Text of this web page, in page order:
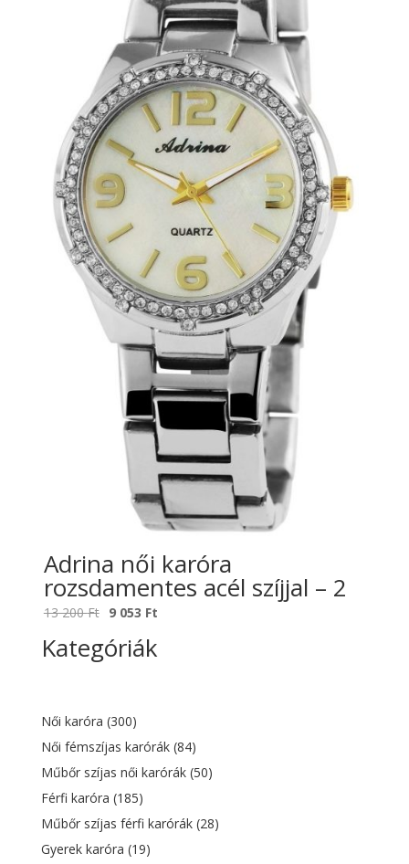
Adrina női karóra
rozsdamentes acél szíjjal – 2
13 200Ft Original
was:
9 053 Ft
Kategóriák
Női karóra (300)
Női fémszíjas karórák (84)
Műbőr szíjas női karórák (50)
Férfi karóra (185)
Műbőr szíjas férfi karórák (28)
Gyerek karóra (19)